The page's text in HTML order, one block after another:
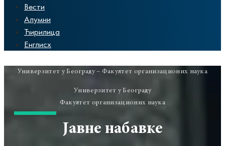
Вести
Алумни
Ћирилица
Енглисх
Универзитет у Београду – Факултет организационих наука
Универзитет у Београду
Факултет организационих наука
Јавне набавке